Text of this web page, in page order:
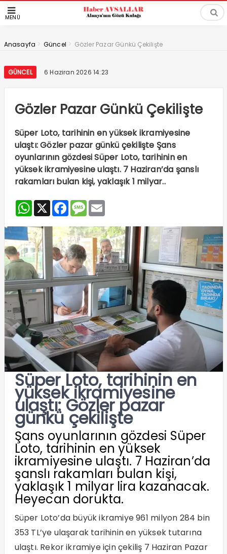
MENÜ
Anasayfa > Güncel > Gözler Pazar Günkü Çekilişte
GÜNCEL 6 Haziran 2026 14:23
Gözler Pazar Günkü Çekilişte
Süper Loto, tarihinin en yüksek ikramiyesine
ulaştı: Gözler pazar günkü çekilişte Şans
oyunlarının gözdesi Süper Loto, tarihinin en
yüksek ikramiyesine ulaştı. 7 Haziran’da şanslı
rakamları bulan kişi, yaklaşık 1 milyar..
WhatsApp
X Facebook
Message
Email
Süper Loto, tarihinin en
yüksek ikramiyesine
ulaştı: Gözler pazar
günkü çekilişte
Şans oyunlarının gözdesi Süper
Loto, tarihinin en yüksek
ikramiyesine ulaştı. 7 Haziran’da
şanslı rakamları bulan kişi,
yaklaşık 1 milyar lira kazanacak.
Heyecan dorukta.
Süper Loto’da büyük ikramiye 961 milyon 284 bin
353 TL’ye ulaşarak tarihinin en yüksek tutarına
ulaştı. Rekor ikramiye için çekiliş 7 Haziran Pazar